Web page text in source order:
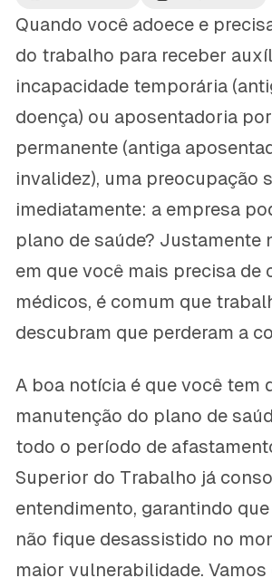
Quando você adoece e
do trabalho para receber
incapacidade temporária
doença) ou aposentadoria
permanente (antiga
invalidez), uma preocupação
imediatamente: a empresa
plano de saúde? Justamente
em que você mais precisa de
médicos, é comum que
descubram que perderam a
A boa notícia é que você tem
manutenção do plano de
todo o período de
Superior do Trabalho já
entendimento, garantindo
não fique desassistido no
maior vulnerabilidade.